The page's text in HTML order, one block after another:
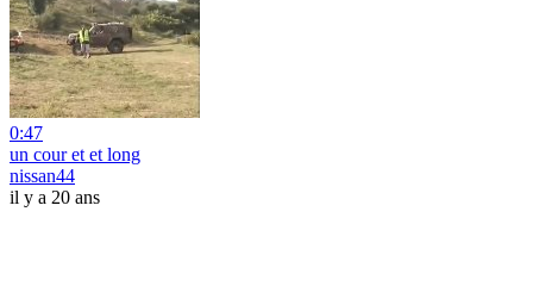
0:47
un cour et et long
nissan44
il y a 20 ans